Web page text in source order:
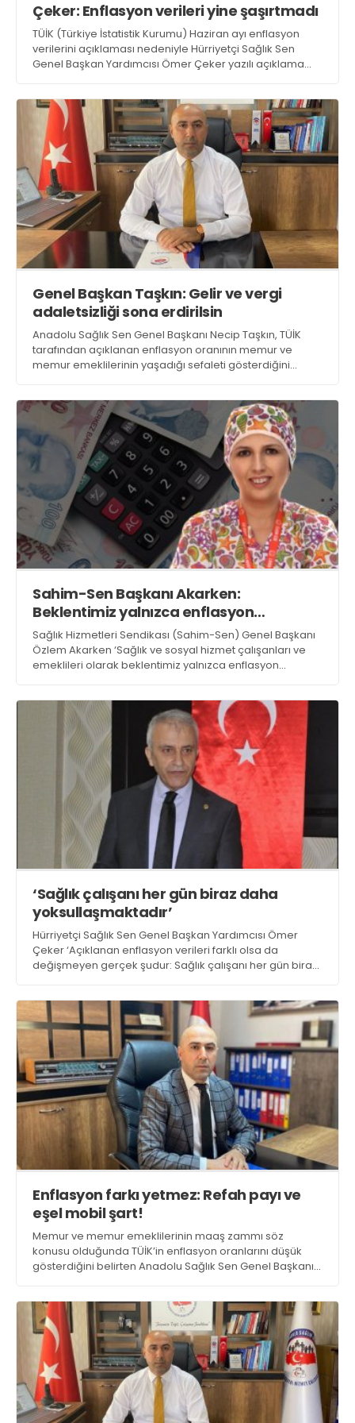
Çeker: Enflasyon verileri yine şaşırtmadı
TÜİK (Türkiye İstatistik Kurumu) Haziran ayı enflasyon
verilerini açıklaması nedeniyle Hürriyetçi Sağlık Sen
Genel Başkan Yardımcısı Ömer Çeker yazılı açıklama
Genel Başkan Taşkın: Gelir ve vergi
adaletsizliği sona erdirilsin
Anadolu Sağlık Sen Genel Başkanı Necip Taşkın, TÜİK
tarafından açıklanan enflasyon oranının memur ve
memur emeklilerinin yaşadığı sefaleti gösterdiğini
yangını söndüremediğini söyledi
Sahim-Sen Başkanı Akarken:
Beklentimiz yalnızca enflasyon
oranında zam değil
Sağlık Hizmetleri Sendikası (Sahim-Sen) Genel Başkanı
Özlem Akarken ‘Sağlık ve sosyal hizmet çalışanları ve
emeklileri olarak beklentimiz yalnızca enflasyon
‘Sağlık çalışanı her gün biraz daha
yoksullaşmaktadır’
Hürriyetçi Sağlık Sen Genel Başkan Yardımcısı Ömer
Çeker ‘Açıklanan enflasyon verileri farklı olsa da
değişmeyen gerçek şudur: Sağlık çalışanı her gün biraz
Enflasyon farkı yetmez: Refah payı ve
eşel mobil şart!
Memur ve memur emeklilerinin maaş zammı söz
konusu olduğunda TÜİK’in enflasyon oranlarını düşük
gösterdiğini belirten Anadolu Sağlık Sen Genel Başkanı
GÖZ HASTALIKLARI
SAĞLIK
GASTROENTEROLOJİ
GENEL CERRAHİ
SENDİKALAR
GÖGÜS HASTALIKLARI
DERMATOLOJİ
ENDOKRİNOLOJİ
NÖROLOJİ
ORTOPEDİ VE TRAVMATOLOJİ
DAHİLİYE
FİZİK TEDAVİ VE REHABİLİTASYON
KADIN HASTALIKLARI VE DOĞUM
Web TV Galeri Yazarlar
sagliktabugun@gmail.com